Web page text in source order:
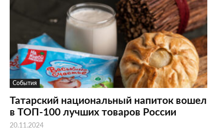
События
Татарский национальный напиток вошел
в ТОП-100 лучших товаров России
20.11.2024